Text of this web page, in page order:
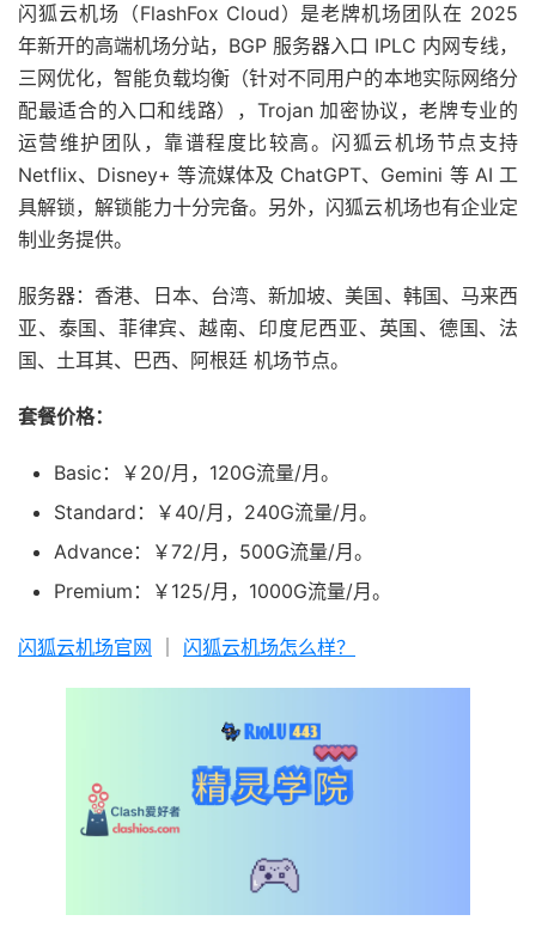
闪狐云机场（FlashFox Cloud）是老牌机场团队在 2025
年新开的高端机场分站，BGP 服务器入口 IPLC 内网专线，
三网优化，智能负载均衡（针对不同用户的本地实际网络分
配最适合的入口和线路），Trojan 加密协议，老牌专业的
运营维护团队，靠谱程度比较高。闪狐云机场节点支持
Netflix、Disney+ 等流媒体及 ChatGPT、Gemini 等 AI 工
具解锁，解锁能力十分完备。另外，闪狐云机场也有企业定
制业务提供。
服务器：香港、日本、台湾、新加坡、美国、韩国、马来西
亚、泰国、菲律宾、越南、印度尼西亚、英国、德国、法
国、土耳其、巴西、阿根廷 机场节点。
套餐价格：
Basic：￥20/月，120G流量/月。
Standard：￥40/月，240G流量/月。
Advance：￥72/月，500G流量/月。
Premium：￥125/月，1000G流量/月。
闪狐云机场官网 闪狐云机场怎么样？